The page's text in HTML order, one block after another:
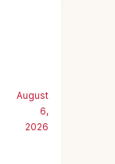
August
6,
2026